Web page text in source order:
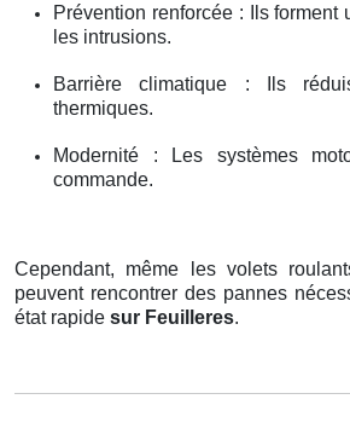
Prévention renforcée : Ils forment
les intrusions.
Barrière climatique : Ils
thermiques.
Modernité : Les systèmes
commande.
Cependant, même les volets
peuvent rencontrer des pannes
état rapide sur Feuilleres.